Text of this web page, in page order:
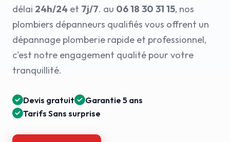
délai 24h/24 et 7j/7. au 06 18 30 31 15, nos
plombiers dépanneurs qualifiés vous offrent un
dépannage plomberie rapide et professionnel,
c'est notre engagement qualité pour votre
tranquillité.
Devis gratuit
Garantie 5 ans
Tarifs Sans surprise